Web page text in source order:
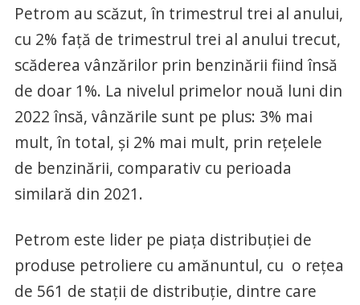
Petrom au scăzut, în trimestrul trei al anului,
cu 2% față de trimestrul trei al anului trecut,
scăderea vânzărilor prin benzinării fiind însă
de doar 1%. La nivelul primelor nouă luni din
2022 însă, vânzările sunt pe plus: 3% mai
mult, în total, și 2% mai mult, prin rețelele
de benzinării, comparativ cu perioada
similară din 2021.
Petrom este lider pe piața distribuției de
produse petroliere cu amănuntul, cu o rețea
de 561 de stații de distribuție, dintre care